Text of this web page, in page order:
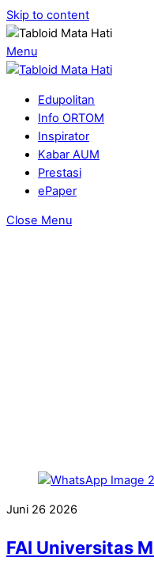
Skip to content
Menu
Edupolitan
Info ORTOM
Inspirator
Kabar AUM
Prestasi
ePaper
Close Menu
Juni 26 2026
FAI Universitas